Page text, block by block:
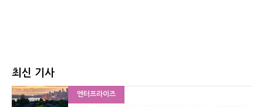
최신 기사
엔터프라이즈